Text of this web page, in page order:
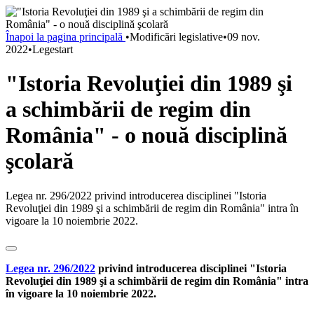
Înapoi la pagina principală •Modificări legislative•09 nov.
2022•Legestart
"Istoria Revoluţiei din 1989 şi
a schimbării de regim din
România" - o nouă disciplină
şcolară
Legea nr. 296/2022 privind introducerea disciplinei "Istoria
Revoluţiei din 1989 şi a schimbării de regim din România" intra în
vigoare la 10 noiembrie 2022.
Legea nr. 296/2022 privind introducerea disciplinei "Istoria
Revoluţiei din 1989 şi a schimbării de regim din România" intra
în vigoare la 10 noiembrie 2022.